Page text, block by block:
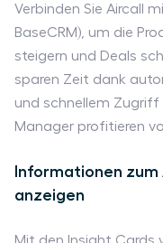
Verbinden Sie Aircall
BaseCRM), um die
steigern und Deals
sparen Zeit dank
und schnellem
Manager profitieren
Informationen
anzeigen